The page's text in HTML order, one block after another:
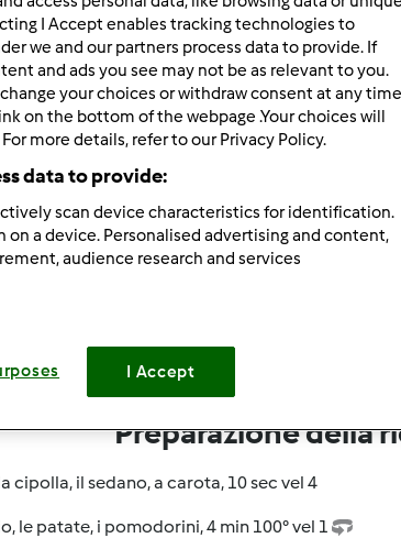
porzione/porzioni
3persona/persone
--
Preparazione della
cipolla, il sedano, a carota, 10 sec vel 4
le patate, i pomodorini, 4 min 100° vel 1
I Accept enables tracking technologies to
we and our partners process data to provide. If
and ads you see may not be as relevant to you.
your choices or withdraw consent at any time
on the bottom of the webpage .Your choices will
more details, refer to our Privacy Policy.
data to provide:
scan device characteristics for identification.
a device. Personalised advertising and content,
audience research and services
I Accept